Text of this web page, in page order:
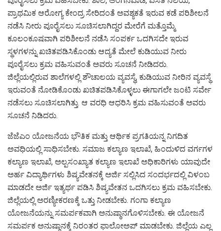
ಪ್ರಾಥಮಿಕ ಆರೋಗ್ಯ ಕೇಂದ್ರ ಸೇರಿದಂತೆ ಅವಶ್ಯಕತೆ ಇರುವ ಕಡೆ ಪರಿಶೀಲನೆ
ನಡೆಸಿ ನೀರು ಪೂರೈಸಲು ಸೂಚಿಸಲಾಗಿದ್ದರ ಮೇರೆಗೆ ಮತ್ತೊಮ್ಮೆ
ಕೂಲಂಕೂಷವಾಗಿ ಪರಿಶೀಲನೆ ನಡೆಸಿ ಸಂಪರ್ಕ ಒದಗಿಸದೇ ಇರುವ
ಸ್ಥಳಗಳನ್ನು ಖಚಿತಪಡಿಸಿಕೊಂಡು ಆದ್ಯತೆ ಮೇಲೆ ಕುಡಿಯುವ ನೀರು
ಪೂರೈಸಲು ಕ್ರಮ ವಹಿಸುವಂತೆ ಅವರು ಸೂಚನೆ ನೀಡಿದರು.
ಜಿಲ್ಲೆಯಲ್ಲಿರುವ ಶಾಲೆಗಳಲ್ಲಿ ಶೌಚಾಲಯ ವ್ಯವಸ್ಥೆ, ಕುಡಿಯುವ ನೀರಿನ ವ್ಯವಸ್ಥೆ
ಇರುವಂತೆ ನೋಡಿಕೊಂಡು ಖಚಿತಪಡಿಸಿಕೊಳ್ಳಲು ಈಗಾಗಲೇ ಜಂಟಿ ಸರ್ವೇ
ನಡೆಸಲು ಸೂಚಿಸಲಾಗಿತ್ತು. ಆ ವರಧಿ ಆಧರಿಸಿ ಕ್ರಮ ವಹಿಸುವಂತೆ ಅವರು
ಸೂಚನೆ ನಿಡಿದರು.
ಜೆಜೆಎಂ ಯೋಜನೆಯ ಭೌತಿಕ ಮತ್ತು ಆರ್ಥಿಕ ಪ್ರಗತಿಯನ್ನ ನಿಗದಿತ
ಅವಧಿಯಲ್ಲಿ ಸಾಧಿಸಬೇಕು. ಸಮಾಜ ಕಲ್ಯಾಣ ಇಲಾಖೆ, ಹಿಂದುಳಿದ ವರ್ಗಗಳ
ಕಲ್ಯಾಣ ಇಲಾಖೆ, ಅಲ್ಪಸಂಖ್ಯಾತ ಕಲ್ಯಾಣ ಇಲಾಖೆ ಅಧಿಕಾರಿಗಳು ಯಾವುದೇ
ಅರ್ಹ ವಿದ್ಯಾರ್ಥಿಗಳು ಶಿಷ್ಯವೇತನಕ್ಕೆ ಅರ್ಜಿ ಸಲ್ಲಿಸಿದ ಸಂದರ್ಭದಲ್ಲಿ ವಿಳಂಬ
ಮಾಡದೇ ಅರ್ಜಿ ಇತ್ಯರ್ಥ ಪಡಿಸಿ ಶಿಷ್ಯವೇತನ ಒದಗಿಸಲು ಕ್ರಮ ವಹಿಸಬೇಕು.
ಜಿಲ್ಲೆಯಲ್ಲಿ ಅರಣ್ಯೀಕರಣಕ್ಕೆ ಒತ್ತು ನೀಡಬೇಕು. ಗಂಗಾ ಕಲ್ಯಾಣ
ಯೋಜನೆಯನ್ನು ಸಮರ್ಪಕವಾಗಿ ಅನುಷ್ಠಾನಗೊಳಿಸಬೇಕು. ಈ ಯೋಜನೆ
ಸಮರ್ಪಕ ಅನುಷ್ಠಾನಕ್ಕೆ ನಿರಂತರ ಫಾಲೋಅಪ್ ಮಾಡಬೇಕು. ಜಿಲ್ಲೆಯ ಎಲ್ಲ